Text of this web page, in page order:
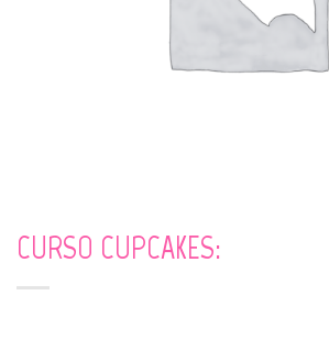
CURSO CUPCAKES: